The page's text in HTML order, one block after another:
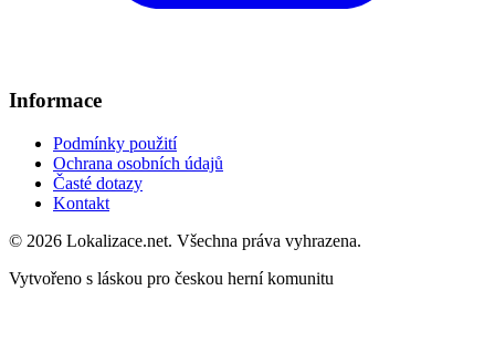
Informace
Podmínky použití
Ochrana osobních údajů
Časté dotazy
Kontakt
© 2026 Lokalizace.net. Všechna práva vyhrazena.
Vytvořeno s láskou pro českou herní komunitu